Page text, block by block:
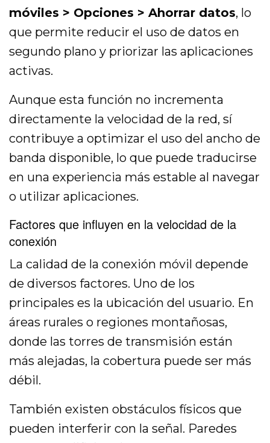
móviles > Opciones > Ahorrar datos, lo
que permite reducir el uso de datos en
segundo plano y priorizar las aplicaciones
activas.
Aunque esta función no incrementa
directamente la velocidad de la red, sí
contribuye a optimizar el uso del ancho de
banda disponible, lo que puede traducirse
en una experiencia más estable al navegar
o utilizar aplicaciones.
Factores que influyen en la velocidad de la
conexión
La calidad de la conexión móvil depende
de diversos factores. Uno de los
principales es la ubicación del usuario. En
áreas rurales o regiones montañosas,
donde las torres de transmisión están
más alejadas, la cobertura puede ser más
débil.
También existen obstáculos físicos que
pueden interferir con la señal. Paredes